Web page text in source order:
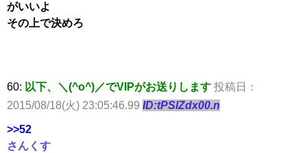
がいいよ
その上で決めろ
60: 以下、＼(^o^)／でVIPがお送りします 投稿日：
2015/08/18(火) 23:05:46.99 ID:tPSlZdx00.n
>>52
さんくす